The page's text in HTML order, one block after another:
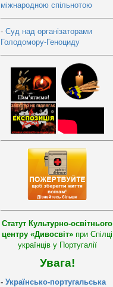
міжнародною спільнотою
- Суд над організаторами
Голодомору-Геноциду
Статут Культурно-освітнього
центру «Дивосвіт» при Спілці
українців у Португалії
Увага!
- Українсько-португальська